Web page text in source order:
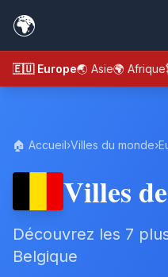
🌍
🇪🇺 Europe🌏 Asie🌍 Afrique
🏠 Accueil›Villes du monde›
Villes
Découvrez les 7
Belgique